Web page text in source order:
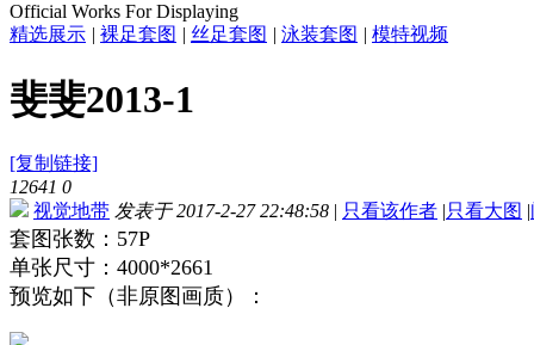
Official Works For Displaying
精选展示 | 裸足套图 | 丝足套图 | 泳装套图 | 模特视频
斐斐2013-1
[复制链接]
12641 0
视觉地带 发表于 2017-2-27 22:48:58 | 只看该作者 |只看大图 |
套图张数：57P
单张尺寸：4000*2661
预览如下（非原图画质）：